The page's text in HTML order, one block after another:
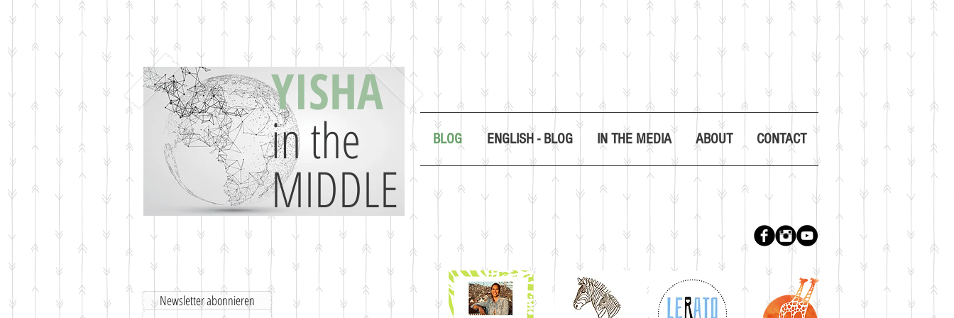
YISHA
in the
MIDDLE
BLOG ENGLISH - BLOG IN THE MEDIA ABOUT CONTACT
Newsletter abonnieren